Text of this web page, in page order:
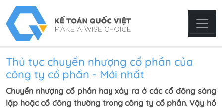
Thủ tục chuyển nhượng cổ phần của
công ty cổ phẩn - Mới nhất
Chuyển nhượng cổ phần hay xảy ra ở các cổ đông sáng
lập hoặc cổ đông thường trong công ty cổ phần. Vậy hồ